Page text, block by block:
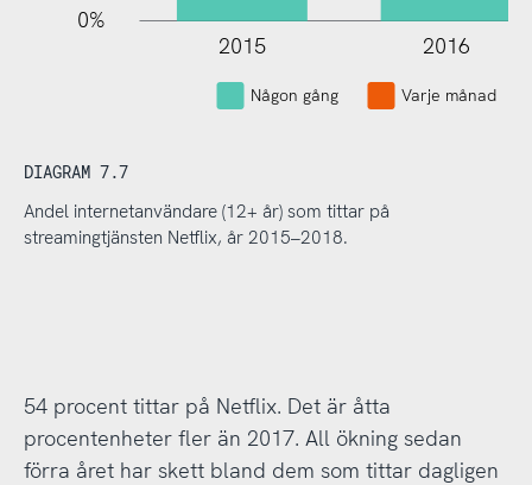
0%
2015 2016
Någon gång Varje månad
DIAGRAM 7.7
Andel internetanvändare (12+ år) som tittar på
streamingtjänsten Netflix, år 2015–2018.
54 procent tittar på Netflix. Det är åtta
procentenheter fler än 2017. All ökning sedan
förra året har skett bland dem som tittar dagligen